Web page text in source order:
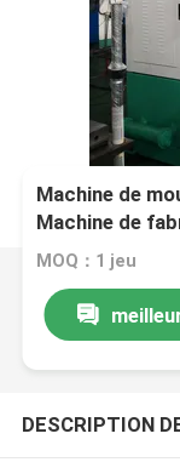
Machine de
Machine de
caoutchouc
MOQ：1 jeu
DESCRIPTION